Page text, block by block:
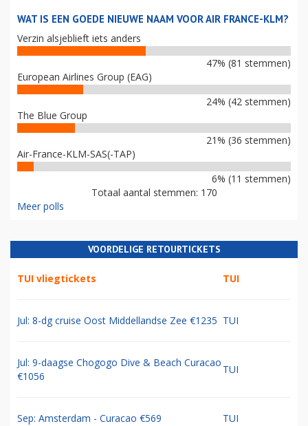
WAT IS EEN GOEDE NIEUWE NAAM VOOR AIR FRANCE-KLM?
Verzin alsjeblieft iets anders
47% (81 stemmen)
European Airlines Group (EAG)
24% (42 stemmen)
The Blue Group
21% (36 stemmen)
Air-France-KLM-SAS(-TAP)
6% (11 stemmen)
Totaal aantal stemmen: 170
Meer polls
VOORDELIGE RETOURTICKETS
TUI vliegtickets TUI
Jul: 8-dg cruise Oost Middellandse Zee €1235 TUI
Jul: 9-daagse Chogogo Dive & Beach Curacao
€1056
TUI
Sep: Amsterdam - Curacao €569 TUI